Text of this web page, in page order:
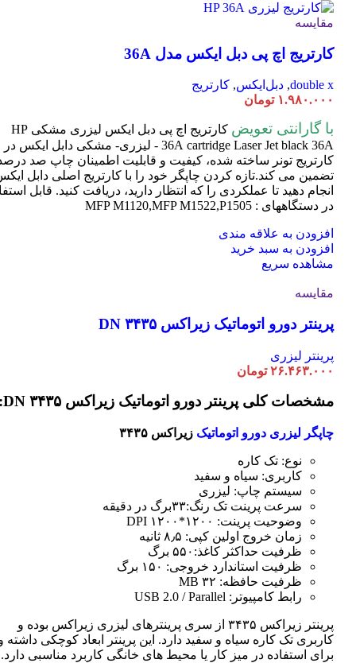
مقایسه
کارتریج اچ پی دبل ایکس مدل 36A
double x
, دبل‌ایکس, کارتریج
۱.۹۸۰.۰۰۰ تومان
با گارانتی تعویض
کارتریج اچ پی دبل ایکس لیزری مشکی HP
36A cartridge Laser
Jet black 36A - لیزری- مشکی دابل ایکس در
کارتریج تونر ساخته شده، کیفیت و قابلیت اطمینان چاپ صد
تضمین می کند.تازه کردن چاپگر خود را با کارتریج اصلی دابل
انجام دهید تا عملکردی را که انتظار دارید، دریافت کنید. قابل
در دستگاههای : MFP M1120,MFP M1522,P1505
افزودن به علاقه مندی
افزودن به سبد خرید
مشاهده سریع
مقایسه
پرینتر دورو اتوماتیک زیراکس DN ۳۴۳۵
پرینتر لیزری
۲۶.۴۶۳.۰۰۰ تومان
مشخصات کلی پرینتر دورو اتوماتیک زیراکس DN ۳۴۳۵:
چاپگر لیزری دورو اتوماتیک زیراکس ۳۴۳۵
نوع: تک کاره
کاربری: سیاه و سفید
سیستم چاپ: لیزری
سرعت پرینت تک رنگ:۳۳برگ در دقیقه
وضوحیت پرینت: ۱۲۰۰*۱۲۰۰ DPI
زمان خروج اولین کپی: ۸٫۵ ثانیه
ظرفیت حداکثر کاغذ:۵۵۰ برگ
ظرفیت استاندارد خروجی: ۱۵۰ برگ
ظرفیت حافظه: ۳۲ MB
رابط کامپیوتر: USB 2.0 / Parallel
پرینتر زیراکس ۳۴۳۵ از سری پرینترهای لیزری زیراکس بوده و
کاربری تک کاره سیاه و سفید دارد. این پرینتر ابعاد کوچکی داشته
برای استفاده در میز کار یا محیط های خانگی کاربرد مناسبی دارد.